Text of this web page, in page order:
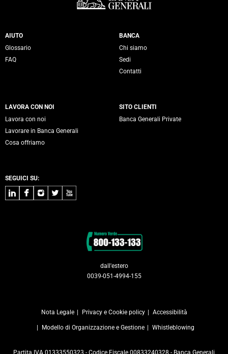
Servizi Banca Generali
AIUTO
Glossario
FAQ
BANCA
Chi siamo
Sedi
Contatti
LAVORA CON NOI
Lavora con noi
Lavorare in Banca Generali
Cosa offriamo
SITO CLIENTI
Banca Generali Private
SEGUICI SU:
LinkedInFacebook
Instagram
TwitterYoutube
dall'estero
0039-051-4994-155
Nota Legale Privacy e Cookie policy Accessibilità
Modello di Organizzazione e Gestione Whistleblowing